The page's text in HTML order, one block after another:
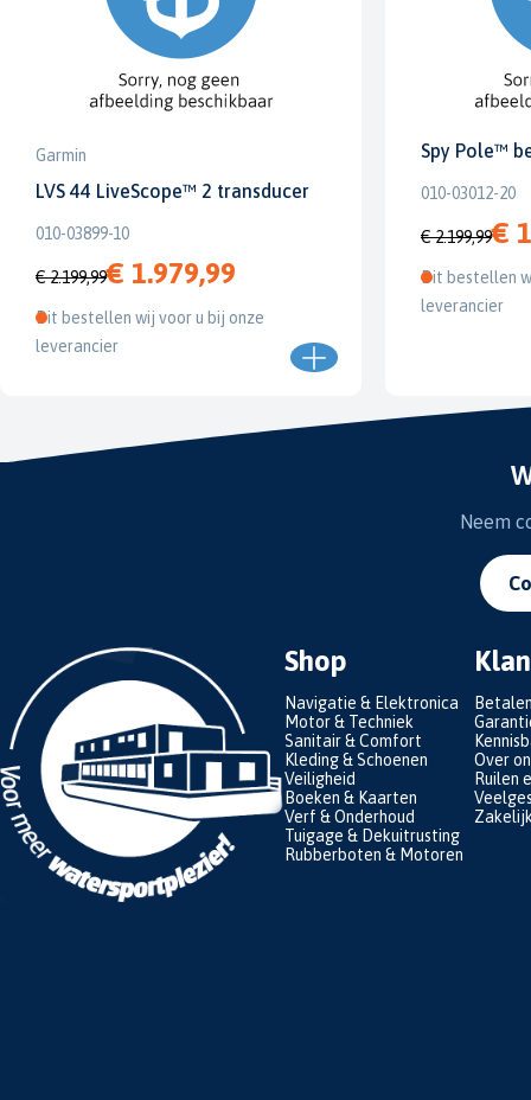
Garmin
LVS 44 LiveScope™ 2 transducer
010-03899-10
€ 2.199,99€ 1.979,99
Dit bestellen wij voor u bij onze
leverancier
Spy Pole™
010-03012-20
€ 2.199,99€
Dit bestellen
leverancier
Neem
Shop
Navigatie & Elektronica
Motor & Techniek
Sanitair & Comfort
Kleding & Schoenen
Veiligheid
Boeken & Kaarten
Verf & Onderhoud
Tuigage & Dekuitrusting
Rubberboten & Motoren
Betalen
Over
Ruilen